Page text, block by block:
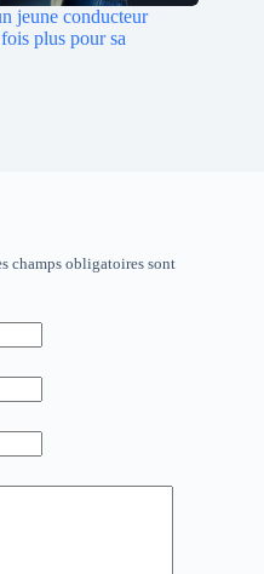
jeune conducteur
plus pour sa
champs obligatoires sont